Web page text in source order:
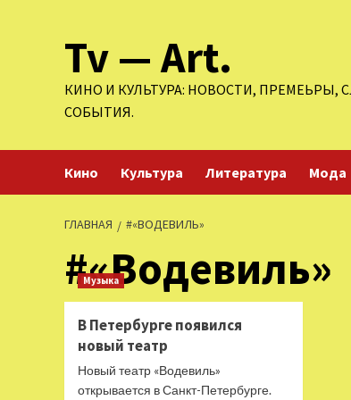
содержимомуTv — Art.
КИНО И КУЛЬТУРА: НОВОСТИ, ПРЕМЕЬРЫ,
СОБЫТИЯ.
Кино Культура Литература Мода
ГЛАВНАЯ #«ВОДЕВИЛЬ»
#«Водевиль»
Музыка
В Петербурге появился
новый театр
Новый театр «Водевиль»
открывается в Санкт-Петербурге.